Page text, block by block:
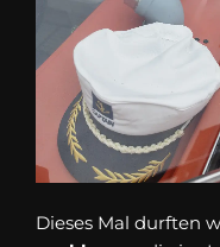
Dieses Mal durften